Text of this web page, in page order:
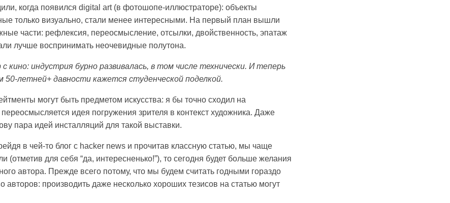
когда появился digital art (в фотошопе-иллюстраторе): объекты
только визуально, стали менее интересными. На первый план вышли
части: рефлексия, переосмысление, отсылки, двойственность, эпатаж
лучше воспринимать неочевидные полутона.
кино: индустрия бурно развивалась, в том числе технически. И теперь
летней+ давности кажется студенческой поделкой.
могут быть предметом искусства: я бы точно сходил на
переосмысляется идея погружения зрителя в контекст художника. Даже
пара идей инсталляций для такой выставки.
в чей-то блог с hacker news и прочитав классную статью, мы чаще
(отметив для себя “да, интересненько!”), то сегодня будет больше желания
автора. Прежде всего потому, что мы будем считать годными гораздо
авторов: производить даже несколько хороших тезисов на статью могут